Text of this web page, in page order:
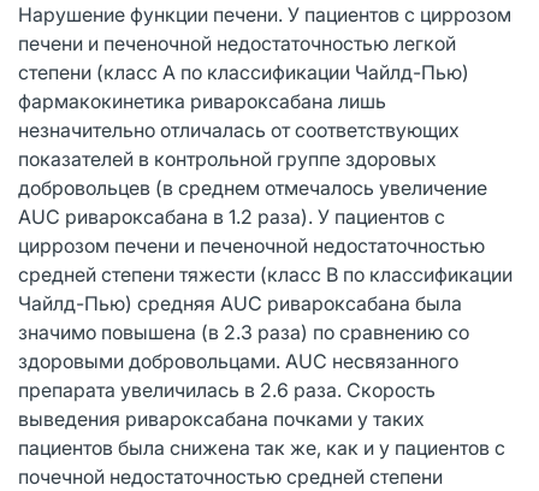
Нарушение функции печени. У пациентов с циррозом
печени и печеночной недостаточностью легкой
степени (класс А по классификации Чайлд-Пью)
фармакокинетика ривароксабана лишь
незначительно отличалась от соответствующих
показателей в контрольной группе здоровых
добровольцев (в среднем отмечалось увеличение
AUC ривароксабана в 1.2 раза). У пациентов с
циррозом печени и печеночной недостаточностью
средней степени тяжести (класс В по классификации
Чайлд-Пью) средняя AUC ривароксабана была
значимо повышена (в 2.3 раза) по сравнению со
здоровыми добровольцами. AUC несвязанного
препарата увеличилась в 2.6 раза. Скорость
выведения ривароксабана почками у таких
пациентов была снижена так же, как и у пациентов с
почечной недостаточностью средней степени